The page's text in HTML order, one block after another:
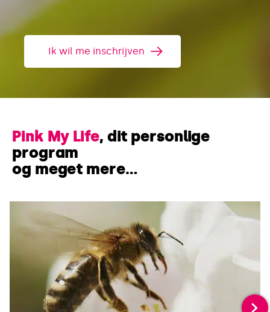
Ik wil me inschrijven
Pink My Life, dit personlige
program
og meget mere…